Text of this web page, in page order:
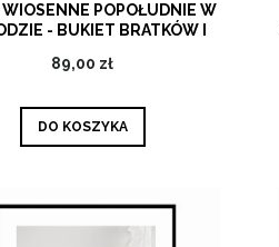
POPOŁUDNIE W
- BUKIET BRATKÓW I
89,00 zł
DO KOSZYKA